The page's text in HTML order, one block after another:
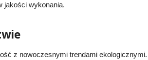
jakości wykonania.
z nowoczesnymi trendami